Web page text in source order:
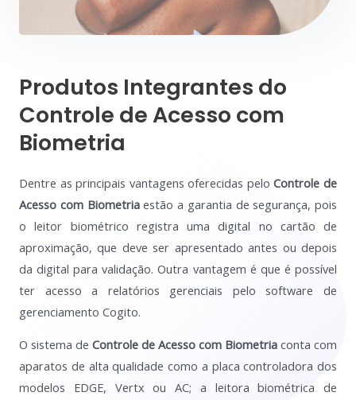
Produtos Integrantes do
Controle de Acesso com
Biometria
Dentre as principais vantagens oferecidas peloControle de
Acesso com Biometriaestão a garantia de segurança, pois
o leitor biométrico registra uma digital no cartão de
aproximação, que deve ser apresentado antes ou depois
da digital para validação. Outra vantagem é que é possível
ter acesso a relatórios gerenciais pelo software de
gerenciamento Cogito.
O sistema de Controle de Acesso com Biometria conta com
aparatos de alta qualidade como a placa controladora dos
modelos EDGE, Vertx ou AC; a leitora biométrica de